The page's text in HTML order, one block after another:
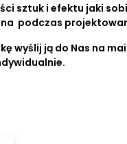
sztuk i efektu jaki
podczas
wyślij ją do Nas na